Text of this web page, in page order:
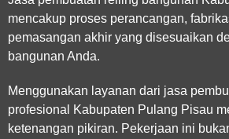
mencakup proses perancangan,
pemasangan akhir yang disesuaikan
bangunan Anda.
Menggunakan layanan dari jasa
profesional Kabupaten Pulang Pisau
ketenangan pikiran. Pekerjaan ini